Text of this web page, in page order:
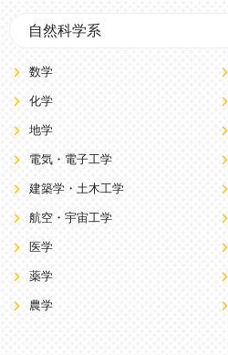
自然科学系
数学
化学
地学
電気・電子工学
建築学・土木工学
航空・宇宙工学
医学
薬学
農学